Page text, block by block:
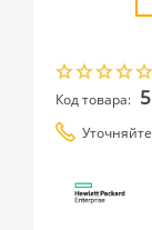
Код товара: